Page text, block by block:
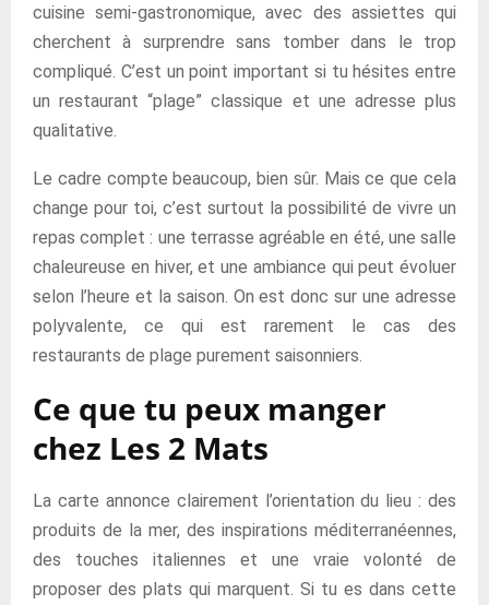
cuisine semi-gastronomique, avec des assiettes qui
cherchent à surprendre sans tomber dans le trop
compliqué. C’est un point important si tu hésites entre
un restaurant “plage” classique et une adresse plus
qualitative.
Le cadre compte beaucoup, bien sûr. Mais ce que cela
change pour toi, c’est surtout la possibilité de vivre un
repas complet : une terrasse agréable en été, une salle
chaleureuse en hiver, et une ambiance qui peut évoluer
selon l’heure et la saison. On est donc sur une adresse
polyvalente, ce qui est rarement le cas des
restaurants de plage purement saisonniers.
Ce que tu peux manger
chez Les 2 Mats
La carte annonce clairement l’orientation du lieu : des
produits de la mer, des inspirations méditerranéennes,
des touches italiennes et une vraie volonté de
proposer des plats qui marquent. Si tu es dans cette